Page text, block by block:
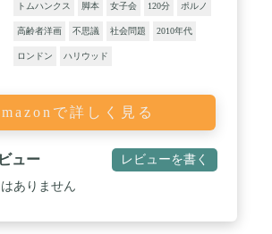
トムハンクス 脚本 女子会 120分 ポルノ
高齢者洋画 不思議 社会問題 2010年代
ロンドン ハリウッド
で詳しく見る
ュー レビューを書く
ありません